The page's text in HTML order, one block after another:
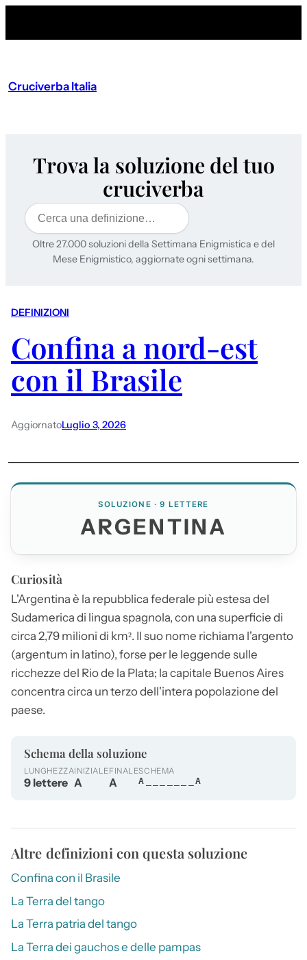
Cruciverba Italia
Trova la soluzione del tuo
cruciverba
Cerca
Oltre 27.000 soluzioni della Settimana Enigmistica e del
Mese Enigmistico, aggiornate ogni settimana.
DEFINIZIONI
Confina a nord-est
con il Brasile
AggiornatoLuglio 3, 2026
SOLUZIONE · 9 LETTERE
ARGENTINA
Curiosità
L'Argentina è la repubblica federale più estesa del
Sudamerica di lingua spagnola, con una superficie di
circa 2,79 milioni di km². Il suo nome richiama l'argento
(argentum in latino), forse per le leggende sulle
ricchezze del Rio de la Plata; la capitale Buenos Aires
concentra circa un terzo dell'intera popolazione del
paese.
Schema della soluzione
LUNGHEZZA
9 lettere
INIZIALE
A
FINALE
A
SCHEMA
A_______A
Altre definizioni con questa soluzione
Confina con il Brasile
La Terra del tango
La Terra patria del tango
La Terra dei gauchos e delle pampas